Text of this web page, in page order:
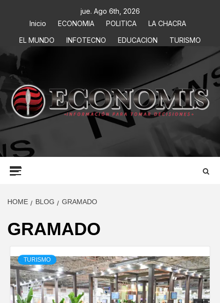
jue. Ago 6th, 2026
Inicio
ECONOMIA POLITICA
LA CHACRA
EL MUNDO
INFOTECNO EDUCACION TURISMO
ECONOMIS
INFORMACIÓN PARA TOMAR DECISIONES
HOME BLOG GRAMADO
GRAMADO
TURISMO